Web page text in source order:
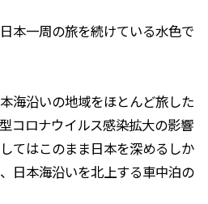
本一周の旅を続けている水色で
海沿いの地域をほとんど旅した
コロナウイルス感染拡大の影響
てはこのまま日本を深めるしか
日本海沿いを北上する車中泊の